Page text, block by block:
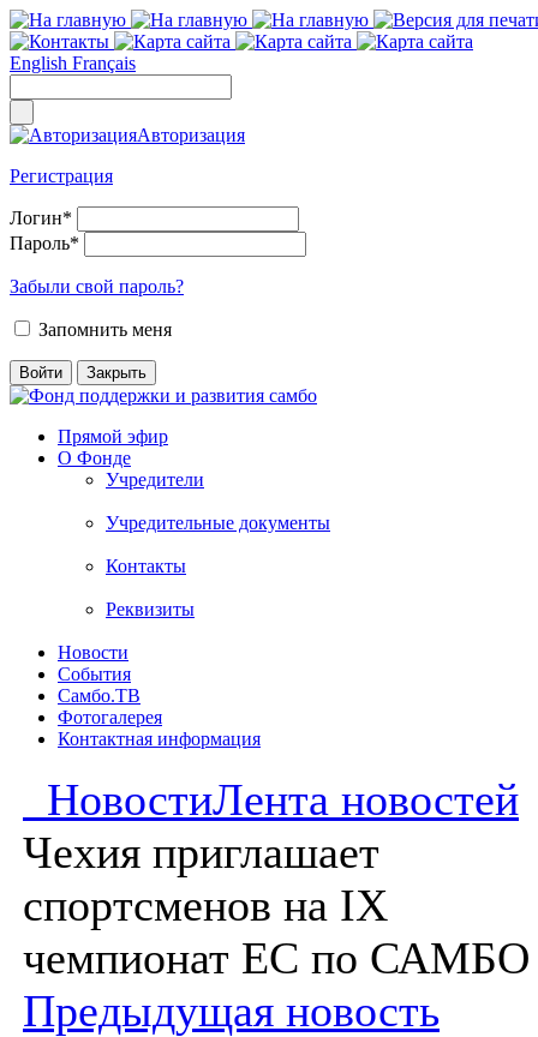
English Français
Авторизация
Регистрация
Логин*
Пароль*
Забыли свой пароль?
Запомнить меня
Прямой эфир
О Фонде
Учредители
Учредительные документы
Контакты
Реквизиты
Новости
События
Самбо.ТВ
Фотогалерея
Контактная информация
НовостиЛента новостей
Чехия приглашает
спортсменов на IX
чемпионат ЕС по САМБО
Предыдущая новость